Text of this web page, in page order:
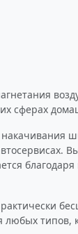
сферах
типов,